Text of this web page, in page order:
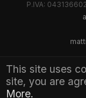
This site uses
site, you are
More.
P.IVA: